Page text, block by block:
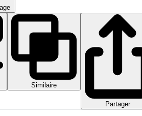
Similaire
Partager